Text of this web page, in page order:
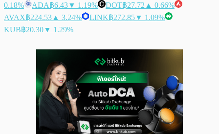
0.18%
ADA฿6.43▼ 1.19% DOT฿27.72 ▲ 0.66%
AVAX฿224.53 ▲ 3.24% LINK฿272.85▼ 1.09%
KUB฿20.30▼ 1.29%